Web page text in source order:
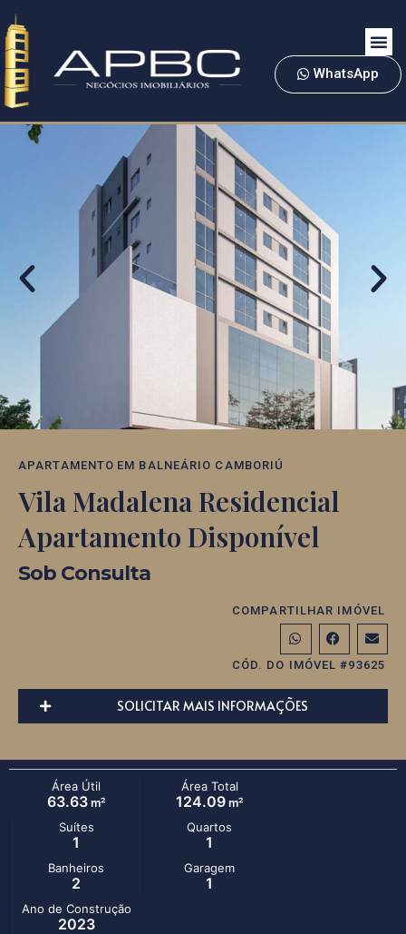
WhatsApp
APARTAMENTO EM BALNEÁRIO CAMBORIÚ
Vila Madalena Residencial
Apartamento Disponível
Sob Consulta
COMPARTILHAR IMÓVEL
CÓD. DO IMÓVEL #93625
SOLICITAR MAIS INFORMAÇÕES
Área Útil
63.63m²
Área Total
124.09 m²
Suítes
1
Quartos
1
Banheiros
2
Garagem
1
Ano de Construção
2023